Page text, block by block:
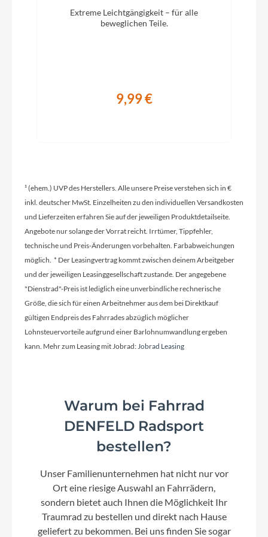
Rahmentyp
Griffe
ACID Hybrid Perform
Ladegerät
Shimano XT RD-M8100-SGS, ShadowPlus, 12-
Rahmenmaterial
ACID MTB Hybrid Pro, 38T
Kassette
Shimano Deore CS-M6100, 10-51T
Extreme Leichtgängigkeit – für alle
beweglichen Teile.
9,99 €
¹ (ehem.) UVP des Herstellers. Alle unsere Preise verstehen sich in €
inkl. deutscher MwSt. Einzelheiten zu den individuellen Versandkosten
und Lieferzeiten erfahren Sie auf der jeweiligen Produktdetailseite.
Angebote nur solange der Vorrat reicht. Irrtümer, Tippfehler,
technische und Preis-Änderungen vorbehalten. Farbabweichungen
möglich. * Der Leasingvertrag kommt zwischen deinem Arbeitgeber
und der jeweiligen Leasinggesellschaft zustande. Der angegebene
"Dienstrad"-Preis ist lediglich eine unverbindliche rechnerische
Größe, die sich für einen Arbeitnehmer aus dem bei Direktkauf
gültigen Endpreis des Fahrrades abzüglich möglicher
Lohnsteuervorteile aufgrund einer Barlohnumwandlung ergeben
kann. Mehr zum Leasing mit Jobrad:Jobrad Leasing
Warum bei Fahrrad
DENFELD Radsport
bestellen?
Unser Familienunternehmen hat nicht nur vor
Ort eine riesige Auswahl an Fahrrädern,
sondern bietet auch Ihnen die Möglichkeit Ihr
Traumrad zu bestellen und direkt nach Hause
geliefert zu bekommen. Bei uns finden Sie sogar